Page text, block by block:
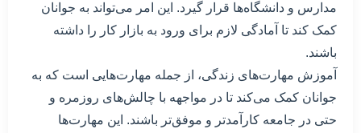
مدارس و دانشگاه‌ها قرار گیرد. این امر می‌تواند به جوانان
کمک کند تا آمادگی لازم برای ورود به بازار کار را داشته
باشند.
آموزش مهارت‌های زندگی، از جمله مهارت‌هایی است که به
جوانان کمک می‌کند تا در مواجهه با چالش‌های روزمره و
حتی در جامعه کارآمدتر و موفق‌تر باشند. این مهارت‌ها